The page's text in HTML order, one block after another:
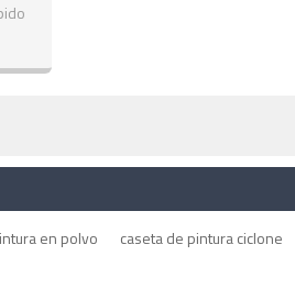
en polvo caseta de pintura ciclone